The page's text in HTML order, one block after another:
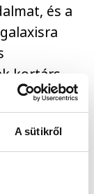
A sütikről
és a
kortárs
is lehet
akkor